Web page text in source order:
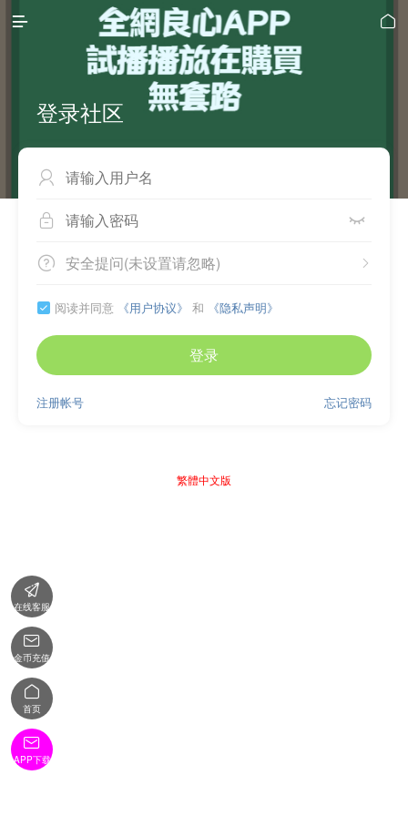
 
登录社区

 
 
安全提问(未设置请忽略)
 阅读并同意 《用户协议》 和 《隐私声明》
登录
忘记密码
注册帐号
繁體中文版

在线客服

金币充值

首页

APP下载